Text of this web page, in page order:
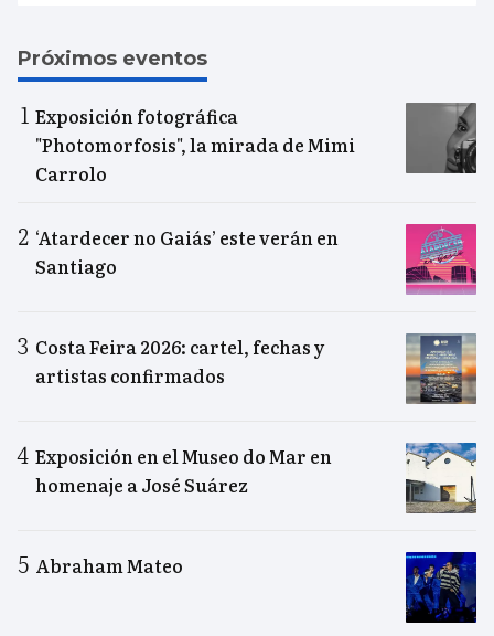
Próximos eventos
Exposición fotográfica
"Photomorfosis", la mirada de Mimi
Carrolo
‘Atardecer no Gaiás’ este verán en
Santiago
Costa Feira 2026: cartel, fechas y
artistas confirmados
Exposición en el Museo do Mar en
homenaje a José Suárez
Abraham Mateo